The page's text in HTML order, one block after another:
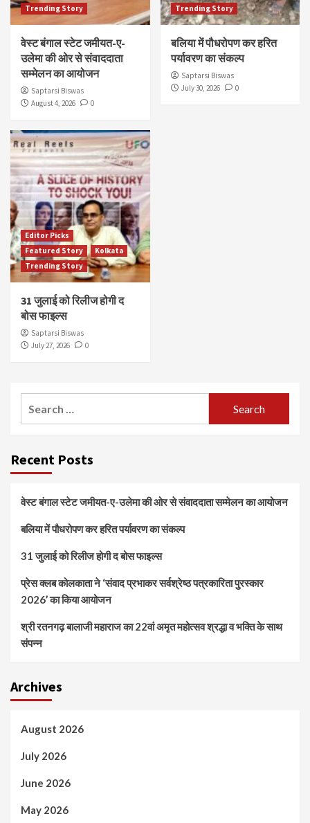
Trending Story
वेस्ट बंगाल स्टेट जमीयत-ए-
उलेमा की ओर से संवाददाता
सम्मेलन का आयोजन
Saptarsi Biswas
August 4, 2026
0
Trending Story
बलिया में पौधरोपण कर हरित
पर्यावरण का संकल्प
Saptarsi Biswas
July 30, 2026
0
Editor Picks
Featured Story
Kolkata
Trending Story
31 जुलाई को रिलीज होगी द
बोस फाइल्स
Saptarsi Biswas
July 27, 2026
0
Recent Posts
वेस्ट बंगाल स्टेट जमीयत-ए-उलेमा की ओर से संवाददाता सम्मेलन का आयोजन
बलिया में पौधरोपण कर हरित पर्यावरण का संकल्प
31 जुलाई को रिलीज होगी द बोस फाइल्स
प्रेस क्लब कोलकाता ने ‘संवाद प्रभाकर सर्वश्रेष्ठ पत्रकारिता पुरस्कार
2026’ का किया आयोजन
श्री रतनगढ़ बालाजी महाराज का 22वां अमृत महोत्सव श्रद्धा व भक्ति के साथ
संपन्न
Archives
August 2026
July 2026
June 2026
May 2026